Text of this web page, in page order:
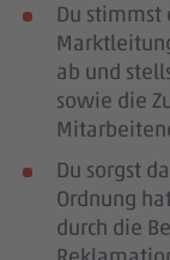
Du
ab und
sowie die
Du sorgst
Ordnung
durch die